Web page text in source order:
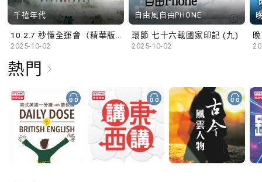
千禧年代
2025-10-02
自由風自由PHONE
環節 七十六載國家印記 (九)
2025-10-02
熱門